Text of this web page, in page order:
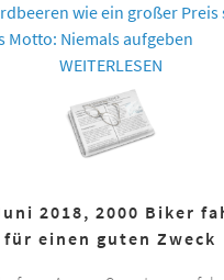
wie ein großer Preis
Motto: Niemals aufgeben
WEITERLESEN
2018, 2000 Biker
für einen guten Zweck